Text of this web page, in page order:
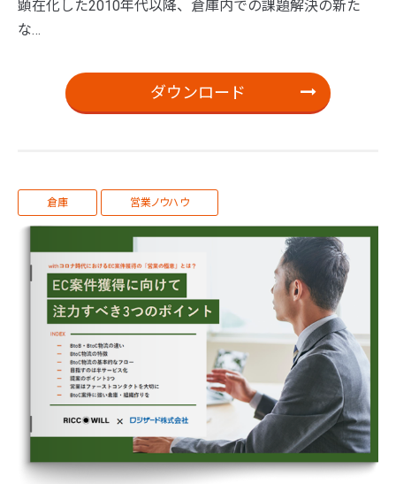
顕在化した2010年代以降、倉庫内での課題解決の新た
な…
ダウンロード
倉庫 営業ノウハウ